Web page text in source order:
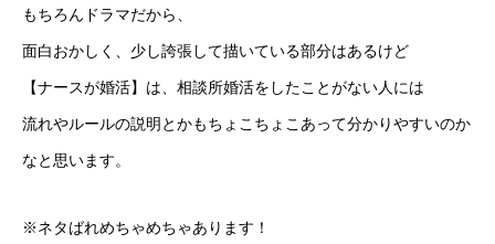
もちろんドラマだから、
面白おかしく、少し誇張して描いている部分はあるけど
【ナースが婚活】は、相談所婚活をしたことがない人には
流れやルールの説明とかもちょこちょこあって分かりやすいのか
なと思います。
※ネタばれめちゃめちゃあります！